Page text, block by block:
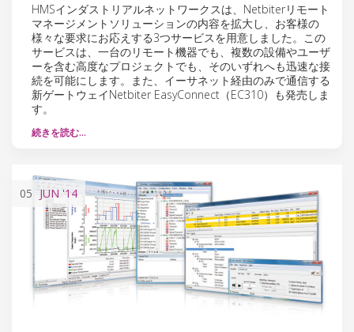
HMSインダストリアルネットワークスは、Netbiterリモート
マネージメントソリューションの内容を拡大し、お客様の
様々な要求にお応えする3つサービスを用意しました。この
サービスは、一台のリモート機器でも、複数の設備やユーザ
ーを含む高度なプロジェクトでも、そのいずれへも迅速な接
続を可能にします。また、イーサネット経由のみで通信する
新ゲートウェイNetbiter EasyConnect（EC310）も発売しま
す。
続きを読む…
05 JUN '14